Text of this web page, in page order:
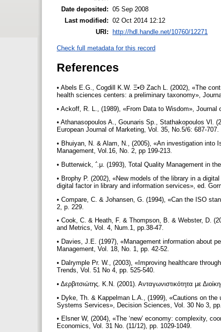
Date deposited: 05 Sep 2008
Last modified: 02 Oct 2014 12:12
URI:
http://hdl.handle.net/10760/12271
Check full metadata for this record
References
• Abels E.G., Cogdill K.W. Ξ•Θ Zach L. (2002), «The
health sciences centers: a preliminary taxonomy»,
• Ackoff, R. L., (1989), «From Data to Wisdom»,
• Athanasopoulos A., Gounaris Sp., Stathakopoulos Vl.
European Journal of Marketing, Vol. 35, No.5/6: 687-707.
• Bhuiyan, N. & Alam, N., (2005), «An investigation into
Management, Vol.16, No. 2, pp 199-213.
• Butterwick, ΅.μ. (1993), Total Quality Management in
• Brophy P. (2002), «New models of the library in a
digital factor in library and information services», ed.
• Compare, C. & Johansen, G. (1994), «Can the ISO
2, p. 229.
• Cook, C. & Heath, F. & Thompson, B. & Webster, D.
and Metrics, Vol. 4, Num.1, pp.38-47.
• Davies, J.E. (1997), «Management information about
Management, Vol. 18, No. 1, pp. 42-52.
• Dalrymple Pr. W., (2003), «Improving healthcare
Trends, Vol. 51 No 4, pp. 525-540.
• Δερβιτσιώτης. Κ.Ν. (2001). Ανταγωνιστικότητα με
• Dyke, Th. & Kappelman L.A., (1999), «Cautions on
Systems Services», Decision Sciences, Vol. 30 No 3,
• Elsner W, (2004), «The ‘new’ economy: complexity,
Economics, Vol. 31 No. (11/12), pp. 1029-1049.